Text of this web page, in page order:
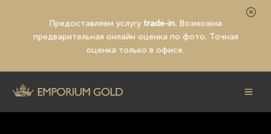
Предоставляем услугу trade-in. Возможна
предварительная онлайн оценка по фото. Точная
оценка только в офисе.